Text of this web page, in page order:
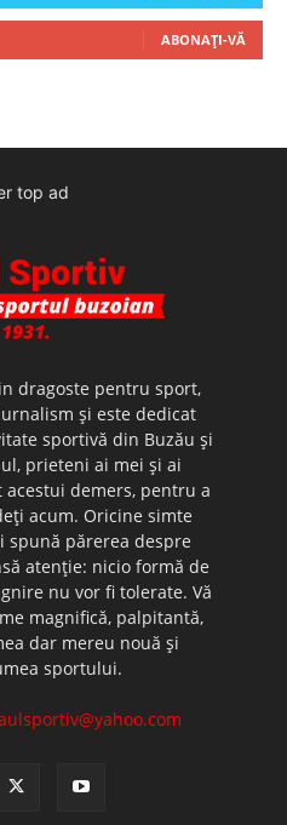
ABONAȚI-VĂ
top ad
dragoste pentru sport,
şi este dedicat
sportivă din Buzău şi
prieteni ai mei şi ai
demers, pentru a
acum. Oricine simte
spună părerea despre
atenţie: nicio formă de
nu vor fi tolerate. Vă
magnifică, palpitantă,
dar mereu nouă şi
sportului.